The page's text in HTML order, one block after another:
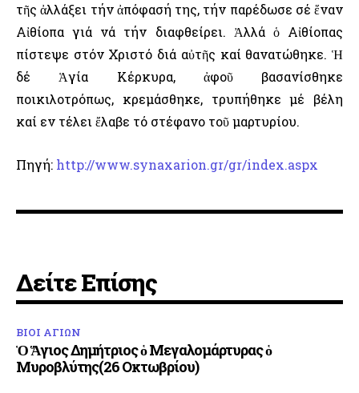
τῆς ἀλλάξει τήν ἀπόφασή της, τήν παρέδωσε σέ ἕναν
Αἰθίοπα γιά νά τήν διαφθείρει. Ἀλλά ὁ Αἰθίοπας
πίστεψε στόν Χριστό διά αὐτῆς καί θανατώθηκε. Ἡ
δέ Ἁγία Κέρκυρα, ἀφοῦ βασανίσθηκε
ποικιλοτρόπως, κρεμάσθηκε, τρυπήθηκε μέ βέλη
καί εν τέλει ἔλαβε τό στέφανο τοῦ μαρτυρίου.
Πηγή: http://www.synaxarion.gr/gr/index.aspx
Δείτε Επίσης
ΒΙΟΙ ΑΓΙΩΝ
Ὁ Ἅγιος Δημήτριος ὁ Μεγαλομάρτυρας ὁ
Μυροβλύτης(26 Οκτωβρίου)